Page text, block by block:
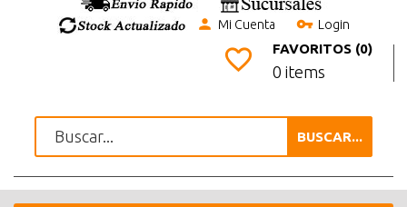
Mi Cuenta Login
FAVORITOS (0)
0 items
BUSCAR...